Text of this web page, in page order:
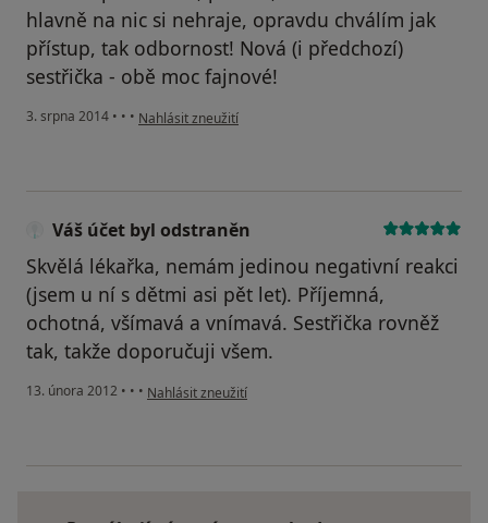
hlavně na nic si nehraje, opravdu chválím jak
přístup, tak odbornost! Nová (i předchozí)
sestřička - obě moc fajnové!
3. srpna 2014 • • • podle názoru uživatele Váš účet byl odstraněn
Nahlásit zneužití
Váš účet byl odstraněn
Skvělá lékařka, nemám jedinou negativní reakci
(jsem u ní s dětmi asi pět let). Příjemná,
ochotná, všímavá a vnímavá. Sestřička rovněž
tak, takže doporučuji všem.
13. února 2012 • • • podle názoru uživatele Váš účet byl odstraněn
Nahlásit zneužití